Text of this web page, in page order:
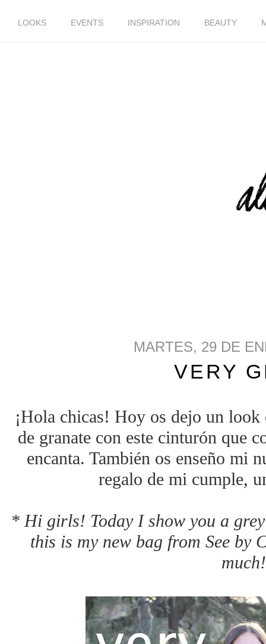
LOOKS EVENTS INSPIRATION BEAUTY
MARTES, 29 DE
VERY
¡Hola chicas! Hoy os dejo un
de granate con este cinturón que
encanta. También os enseño mi
regalo de mi cumple,
* Hi girls! Today I show you a
this is my new bag from See by
much!